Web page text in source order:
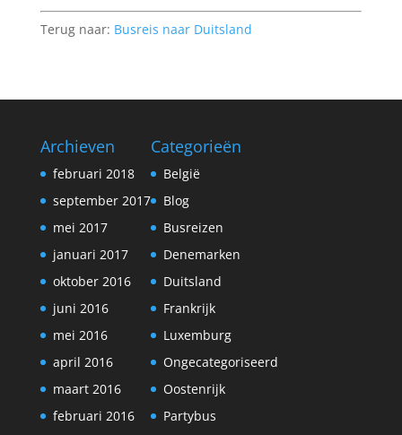
Terug naar: Busreis naar Duitsland
Archieven
februari 2018
september 2017
mei 2017
januari 2017
oktober 2016
juni 2016
mei 2016
april 2016
maart 2016
februari 2016
Categorieën
België
Blog
Busreizen
Denemarken
Duitsland
Frankrijk
Luxemburg
Ongecategoriseerd
Oostenrijk
Partybus